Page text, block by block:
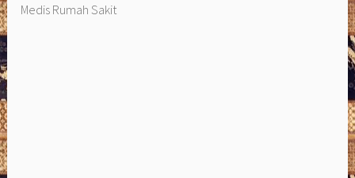
Medis Rumah Sakit